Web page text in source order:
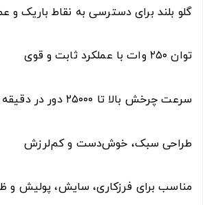
گلو بلند برای دسترسی به نقاط باریک و
توان ۲۵۰ وات با عملکرد ثابت و قوی
سرعت چرخش بالا تا ۲۵۰۰۰ دور در دقیقه
طراحی سبک، خوش‌دست و کم‌لرزش
مناسب برای فرزکاری، سایش، پولیش و